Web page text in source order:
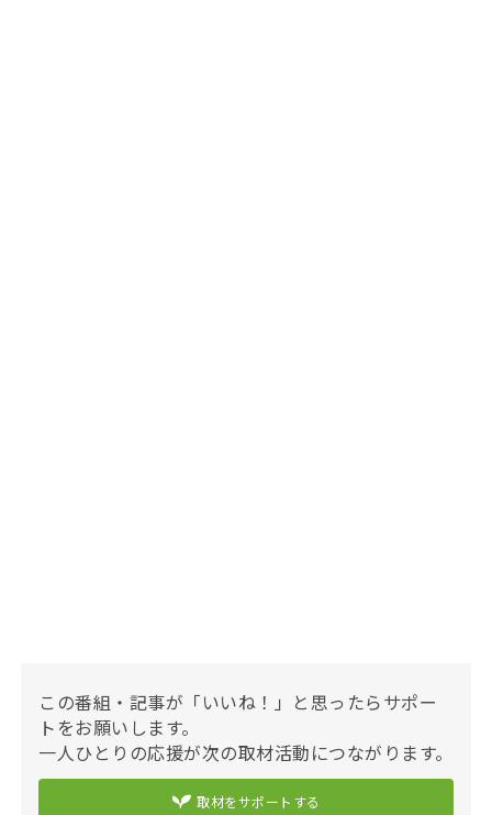
この番組・記事が「いいね！」と思ったらサポー
トをお願いします。
一人ひとりの応援が次の取材活動につながります。
取材をサポートする